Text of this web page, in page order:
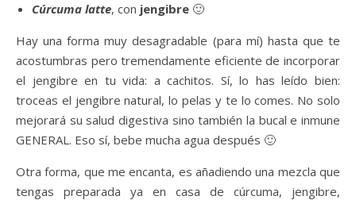
Cúrcuma latte, con jengibre 🙂
Hay una forma muy desagradable (para mí) hasta que te
acostumbras pero tremendamente eficiente de incorporar
el jengibre en tu vida: a cachitos. Sí, lo has leído bien:
troceas el jengibre natural, lo pelas y te lo comes. No solo
mejorará su salud digestiva sino también la bucal e inmune
GENERAL. Eso sí, bebe mucha agua después 🙂
Otra forma, que me encanta, es añadiendo una mezcla que
tengas preparada ya en casa de cúrcuma, jengibre,